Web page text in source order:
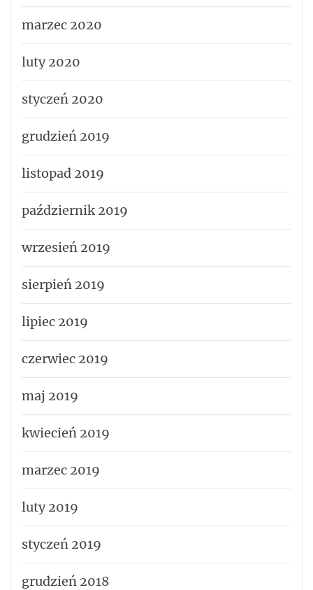
marzec 2020
luty 2020
styczeń 2020
grudzień 2019
listopad 2019
październik 2019
wrzesień 2019
sierpień 2019
lipiec 2019
czerwiec 2019
maj 2019
kwiecień 2019
marzec 2019
luty 2019
styczeń 2019
grudzień 2018